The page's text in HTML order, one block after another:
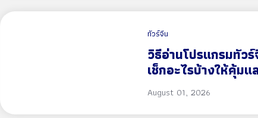
ทัวร์จีน
วิธีอ่านโปรแกรมทัว
เช็กอะไรบ้างให้คุ้ม
2569-2570
August 01, 2026